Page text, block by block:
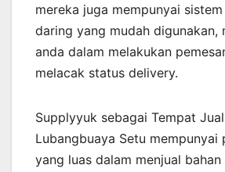
mereka juga mempunyai
daring yang mudah digunakan,
anda dalam melakukan
melacak status delivery.
Supplyyuk sebagai Tempat
Lubangbuaya Setu mempunyai
yang luas dalam menjual